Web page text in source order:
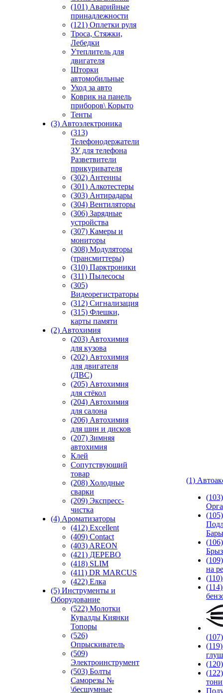
(101) Аварийные
принадлежности
(121) Оплетки руля
Троса, Стяжки,
Лебедки
Утеплитель для
двигателя
Шторки
автомобильные
Уход за авто
Коврик на панель
приборов\ Корыто
Тенты
(3) Автоэлектроника
(313)
Телефонодержатели
ЗУ для телефона
Разветвители
прикуривателя
(302) Антенны
(301) Алкотестеры
(303) Антирадары
(304) Вентиляторы
(306) Зарядные
устройства
(307) Камеры и
мониторы
(308) Модуляторы
(трансмиттеры)
(310) Парктроники
(311) Пылесосы
(305)
Видеорегистраторы
(312) Сигнализация
(315) Флешки,
карты памяти
(2) Автохимия
(203) Автохимия
для кузова
(202) Автохимия
для двигателя
(ДВС)
(205) Автохимия
для стёкол
(204) Автохимия
для салона
(206) Автохимия
для шин и дисков
(207) Зимняя
автохимия
Клей
Сопутствующий
товар
(208) Холодные
сварки
(209) Экспреcс-
чистка
(4) Ароматизаторы
(412) Excellent
(409) Contact
(403) AREON
(421) ДЕРЕВО
(418) SLIM
(411) DR MARCUS
(422) Елка
(5) Инструменты и
Оборудование
(522) Молотки
Кувалды Киянки
Топоры
(526)
Опрыскиватель
(509)
Электроинструмент
(503) Болты
Саморезы №
\бесшумные
(1)
(105)
Бары
(106)
на